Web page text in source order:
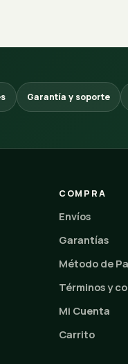
Garantía y soporte
COMPRA
Envíos
Garantías
Método de
Términos y
Mi Cuenta
Carrito